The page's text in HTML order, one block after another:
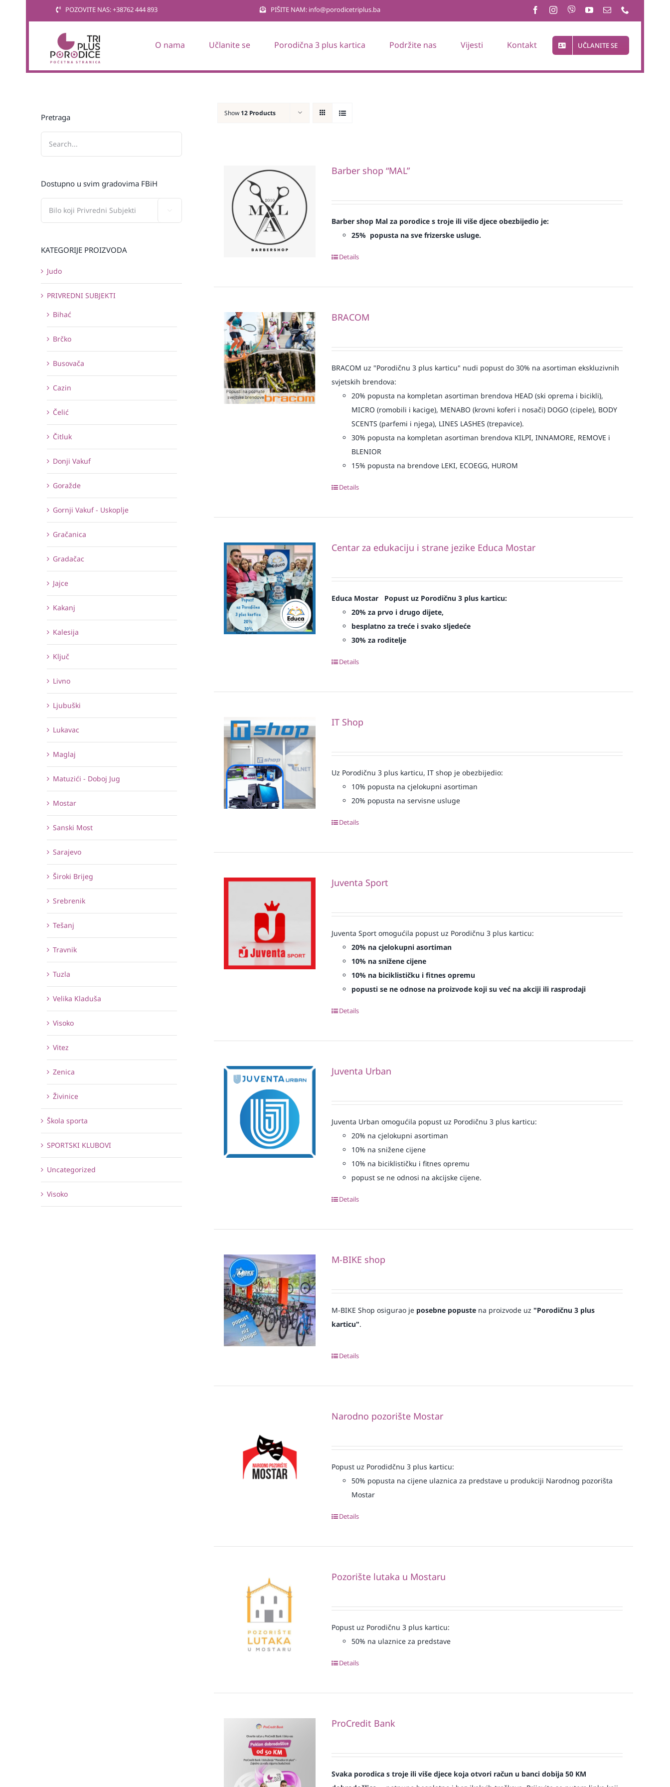
POZOVITE NAS: +38762 444 893 PIŠITE NAM: info@porodicetriplus.ba
O nama Učlanite se Porodična 3 plus kartica Podržite nas Vijesti Kontakt UČLANITE SE
Show 12 Products
Barber shop “MAL”
Barber shop Mal za porodice s troje ili više djece obezbijedio je:
25% popusta na sve frizerske usluge.
Details
BRACOM
BRACOM uz "Porodičnu 3 plus karticu" nudi popust do 30% na asortiman ekskluzivnih
svjetskih brendova:
20% popusta na kompletan asortiman brendova HEAD (ski oprema i bicikli),
MICRO (romobili i kacige), MENABO (krovni koferi i nosači) DOGO (cipele), BODY
SCENTS (parfemi i njega), LINES LASHES (trepavice).
30% popusta na kompletan asortiman brendova KILPI, INNAMORE, REMOVE i
BLENIOR
15% popusta na brendove LEKI, ECOEGG, HUROM
Details
Centar za edukaciju i strane jezike Educa Mostar
Educa Mostar
Popust uz Porodičnu 3 plus karticu:
20% za prvo i drugo dijete,
besplatno za treće i svako sljedeće
30% za roditelje
Details
IT Shop
Uz Porodičnu 3 plus karticu, IT shop je obezbijedio:
10% popusta na cjelokupni asortiman
20% popusta na servisne usluge
Details
Juventa Sport
Juventa Sport omogućila popust uz Porodičnu 3 plus karticu:
20% na cjelokupni asortiman
10% na snižene cijene
10% na biciklističku i fitnes opremu
popusti se ne odnose na proizvode koji su već na akciji ili rasprodaji
Details
Juventa Urban
Juventa Urban omogućila popust uz Porodičnu 3 plus karticu:
20% na cjelokupni asortiman
10% na snižene cijene
10% na biciklističku i fitnes opremu
popust se ne odnosi na akcijske cijene.
Details
M-BIKE shop
M-BIKE Shop osigurao je posebne popustena proizvode uz "Porodičnu 3 plus
karticu".
Details
Narodno pozorište Mostar
Popust uz Porodidčnu 3 plus karticu:
50% popusta na cijene ulaznica za predstave u produkciji Narodnog pozorišta
Mostar
Details
Pozorište lutaka u Mostaru
Popust uz Porodičnu 3 plus karticu:
50% na ulaznice za predstave
Details
ProCredit Bank
Svaka porodica s troje ili više djece koja otvori račun u banci dobija 50 KM
Pretraga
Dostupno u svim gradovima FBiH
KATEGORIJE PROIZVODA
Judo
PRIVREDNI SUBJEKTI
Bihać
Brčko
Busovača
Cazin
Čelić
Čitluk
Donji Vakuf
Goražde
Gornji Vakuf - Uskoplje
Gračanica
Gradačac
Jajce
Kakanj
Kalesija
Ključ
Livno
Ljubuški
Lukavac
Maglaj
Matuzići - Doboj Jug
Mostar
Sanski Most
Sarajevo
Široki Brijeg
Srebrenik
Tešanj
Travnik
Tuzla
Velika Kladuša
Visoko
Vitez
Zenica
Živinice
Škola sporta
SPORTSKI KLUBOVI
Uncategorized
Visoko